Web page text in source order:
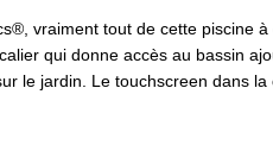
vraiment tout de cette piscine
qui donne accès au bassin
le jardin. Le touchscreen dans